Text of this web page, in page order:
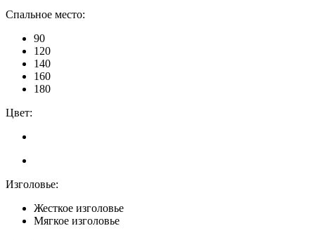
Спальное место:
90
120
140
160
180
Цвет:
Изголовье:
Жесткое изголовье
Мягкое изголовье